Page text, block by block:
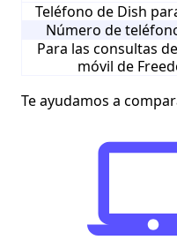
Teléfono de Dish
Número de
Para las consultas
móvil de
Te ayudamos a